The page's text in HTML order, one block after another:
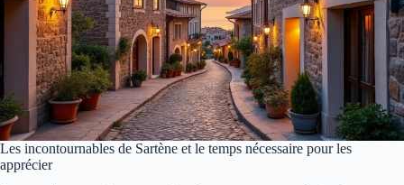
Les incontournables de Sartène et le temps nécessaire pour les
apprécier